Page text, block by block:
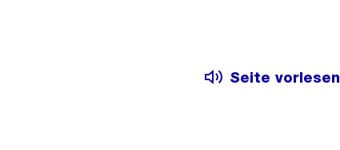
Seite vorlesen